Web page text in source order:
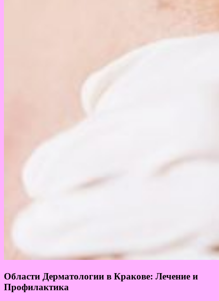
Области Дерматологии в Кракове: Лечение и
Профилактика